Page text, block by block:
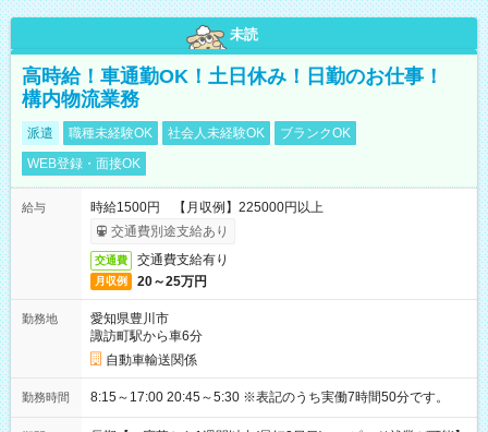
未読
高時給！車通勤OK！土日休み！日勤のお仕事！
構内物流業務
派遣 職種未経験OK 社会人未経験OK
ブランクOK
WEB登録・面接OK
給与
時給1500円 【月収例】225000円以上
交通費別途支給あり
交通費 交通費支給有り
月収例 20～25万円
勤務地
愛知県豊川市
諏訪町駅から車6分
自動車輸送関係
勤務時間 8:15～17:00 20:45～5:30 ※表記のうち実働7時間50分です。